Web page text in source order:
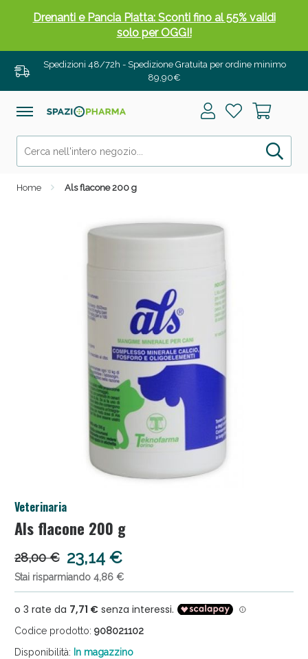
Spedizioni 48/72h - Spedizione Gratuita per ordine minimo
89,90€
Home Als flacone 200 g
Veterinaria
Als flacone 200 g
28,00 € 23,14 €
Stai risparmiando 4,86 €
Codice prodotto: 908021102
Disponibilità: In magazzino
Drenanti e Pancia Piatta: Sconti fino al 55% validi
solo per OGGI!
Salini e Multivitaminici: oggi Sconto extra fino al
Anticellulite e Fanghi: Sconto fino al 40% valido